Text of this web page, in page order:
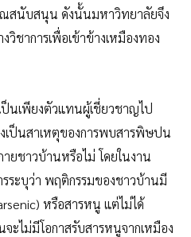
ณสนับสนุน ดังนั้นมหาวิทยาลัยจึง
วิชาการเพื่อเข้าข้างเหมืองทอง
นเพียงตัวแทนผู้เชี่ยวชาญไป
เป็นสาเหตุของการพบสารพิษปน
ยชาวบ้านหรือไม่ โดยในงาน
ระบุว่า พฤติกรรมของชาวบ้านมี
หรือสารหนู แต่ไม่ได้
ะไม่มีโอกาสรับสารหนูจากเหมือง